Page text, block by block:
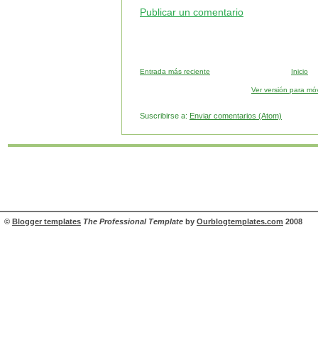
Publicar un comentario
Entrada más reciente Inicio
Ver versión para
Suscribirse a: Enviar comentarios (Atom)
© Blogger templates The Professional Template by Ourblogtemplates.com 2008